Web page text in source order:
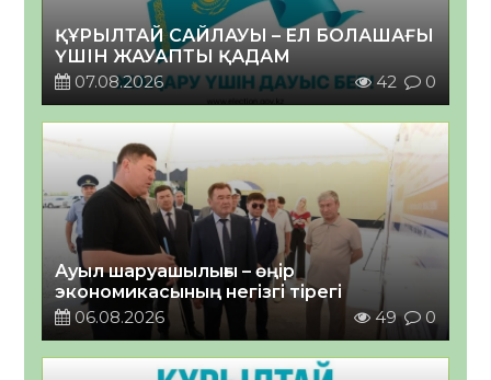
ҚҰРЫЛТАЙ САЙЛАУЫ – ЕЛ БОЛАШАҒЫ
ҮШІН ЖАУАПТЫ ҚАДАМ
07.08.2026
42 0
Ауыл шаруашылығы – өңір
экономикасының негізгі тірегі
06.08.2026
49 0